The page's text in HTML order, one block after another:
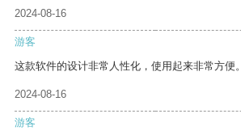
2024-08-16
游客
这款软件的设计非常人性化，使用起来非常方便。
2024-08-16
游客